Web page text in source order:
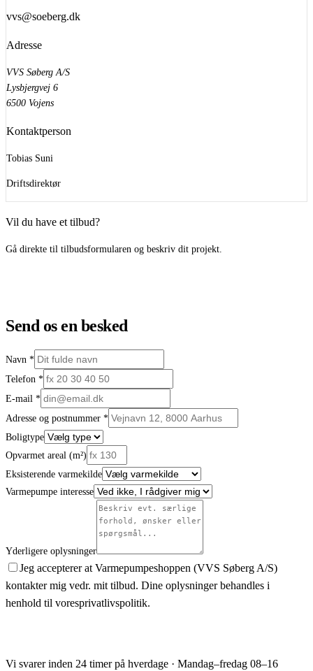
vvs@soeberg.dk
Adresse
VVS Søberg A/S
Lysbjergvej 6
6500 Vojens
Kontaktperson
Tobias Suni
Driftsdirektør
Vil du have et tilbud?
Gå direkte til tilbudsformularen og beskriv dit projekt.
Send os en besked
Navn *
Telefon *
E-mail *
Adresse og postnummer *
Boligtype
Opvarmet areal (m²)
Eksisterende varmekilde
Varmepumpe interesse
Yderligere oplysninger
Jeg accepterer at Varmepumpeshoppen (VVS Søberg A/S)
kontakter mig vedr. mit tilbud. Dine oplysninger behandles i
henhold til voresprivatlivspolitik.
Vi svarer inden 24 timer på hverdage · Mandag–fredag 08–16